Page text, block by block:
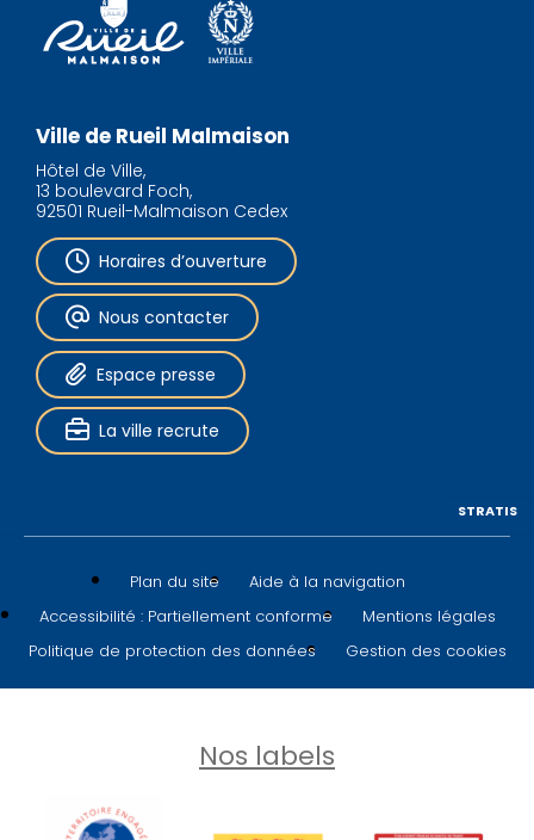
Ville de Rueil Malmaison
Hôtel de Ville,
13 boulevard Foch,
92501 Rueil-Malmaison Cedex
Horaires d’ouverture
Nous contacter
Espace presse
La ville recrute
Plan du site
Aide à la navigation
Accessibilité : Partiellement conforme
Mentions légales
Politique de protection des données
Gestion des cookies
STRATIS
Nos labels